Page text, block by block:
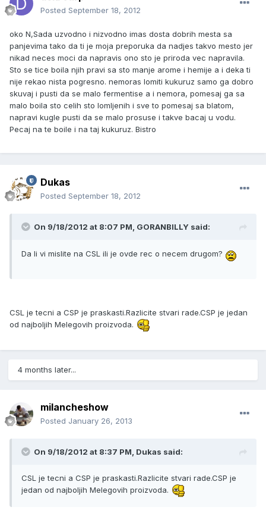
Posted September 18, 2012
oko N,Sada uzvodno i nizvodno imas dosta dobrih mesta sa
panjevima tako da ti je moja preporuka da nadjes takvo mesto jer
nikad neces moci da napravis ono sto je priroda vec napravila.
Sto se tice boila njih pravi sa sto manje arome i hemije a i deka ti
nije rekao nista pogresno. nemoras lomiti kukuruz samo ga dobro
skuvaj i pusti da se malo fermentise a i nemora, pomesaj ga sa
malo boila sto celih sto lomljenih i sve to pomesaj sa blatom,
napravi kugle pusti da se malo prosuse i takve bacaj u vodu.
Pecaj na te boile i na taj kukuruz. Bistro
Dukas
Posted September 18, 2012
On 9/18/2012 at 8:07 PM, GORANBILLY said:
Da li vi mislite na CSL ili je ovde rec o necem drugom?
CSL je tecni a CSP je praskasti.Razlicite stvari rade.CSP je jedan
od najboljih Melegovih proizvoda.
4 months later...
milancheshow
Posted January 26, 2013
On 9/18/2012 at 8:37 PM, Dukas said:
CSL je tecni a CSP je praskasti.Razlicite stvari rade.CSP je
jedan od najboljih Melegovih proizvoda.